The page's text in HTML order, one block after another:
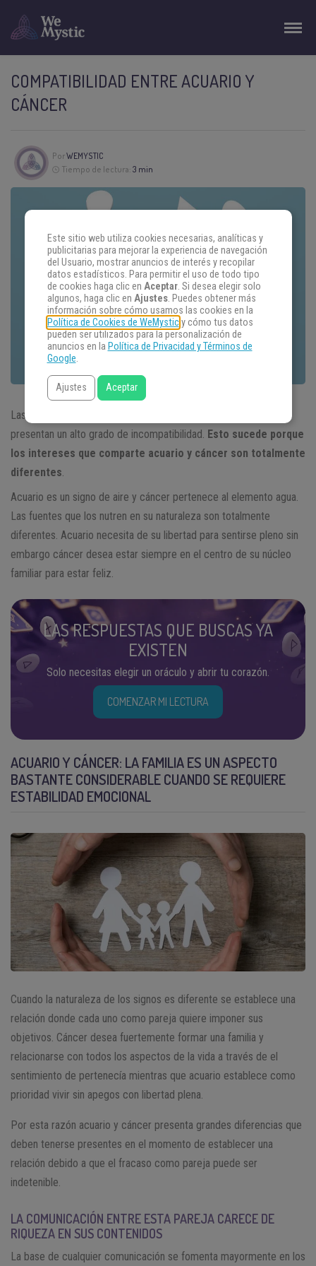
COMPATIBILIDAD ENTRE ACUARIO Y
CÁNCER
PorWEMYSTIC
Tiempo de lectura: 3 min
Las relaciones amorosas establecidas entre
presentan un alto grado de incompatibilidad. Esto sucede porque
los intereses que comparte acuario y cáncer son totalmente
diferentes
Acuario es un signo de aire y cáncer pertenece al elemento agua.
Las fuentes que los nutren en su naturaleza son totalmente
diferentes. Acuario necesita de su libertad para sentirse pleno sin
embargo cáncer desea estar siempre en el centro de su núcleo
familiar para estar feliz.
LAS RESPUESTAS QUE BUSCAS YA
EXISTEN
Solo necesitas elegir un oráculo y abrir tu corazón.
COMENZAR MI LECTURA
ACUARIO Y CÁNCER: LA FAMILIA ES UN ASPECTO
BASTANTE CONSIDERABLE CUANDO SE REQUIERE
ESTABILIDAD EMOCIONAL
Cuando la naturaleza de los signos es diferente se establece una
relación donde cada uno como pareja quiere imponer sus
objetivos. Cáncer desea fuertemente formar una familia y
relacionarse con todos los aspectos de la vida a través de el
sentimiento de pertenecía mientras que acuario establece como
prioridad vivir sin apegos con libertad plena.
Por esta razón acuario y cáncer presenta grandes diferencias que
deben tenerse presentes en el momento de establecer una
relación debido a que el fracaso como pareja puede ser
indetenible.
LA COMUNICACIÓN ENTRE ESTA PAREJA CARECE DE
RIQUEZA EN SUS CONTENIDOS
La base de cualquier comunicación se fomenta mayormente en los
Este sitio web utiliza cookies necesarias, analíticas y
publicitarias para mejorar la experiencia de navegación
del Usuario, mostrar anuncios de interés y recopilar
datos estadísticos. Para permitir el uso de todo tipo
de cookies haga clic en Aceptar. Si desea elegir solo
algunos, haga clic en Ajustes. Puedes obtener más
información sobre cómo usamos las cookies en la
Política de Cookies de WeMysticy cómo tus datos
pueden ser utilizados para la personalización de
anuncios en la Política de Privacidad y Términos de
Google.
Ajustes Aceptar